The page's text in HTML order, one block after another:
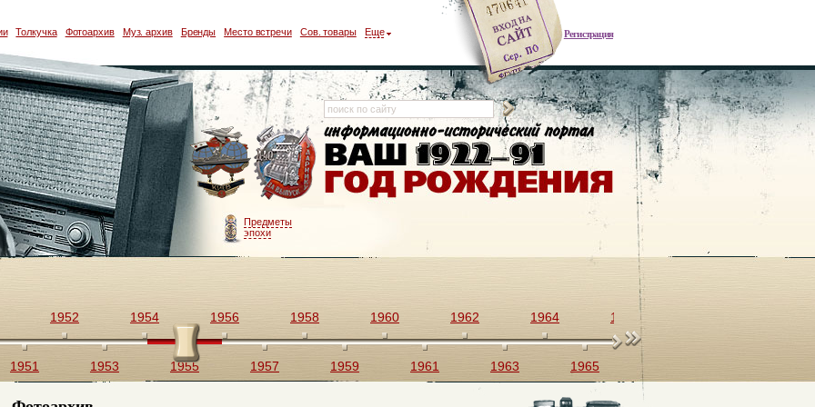
Регистрация
Толкучка Фотоархив Муз. архив Бренды Место встречи Сов. товары Еще
Предметы
эпохи
1951
1952
1953
1954
1955
1956
1957
1958
1959
1960
1961
1962
1963
1964
1965
1966